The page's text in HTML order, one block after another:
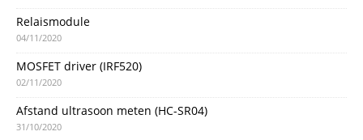
Relaismodule
04/11/2020
MOSFET driver (IRF520)
02/11/2020
Afstand ultrasoon meten (HC-SR04)
31/10/2020